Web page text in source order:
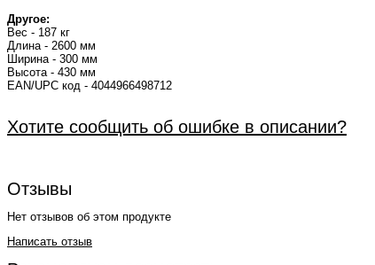
Другое:
Вес - 187 кг
Длина - 2600 мм
Ширина - 300 мм
Высота - 430 мм
EAN/UPC код - 4044966498712
Хотите сообщить об ошибке в описании?
Отзывы
Нет отзывов об этом продукте
Написать отзыв